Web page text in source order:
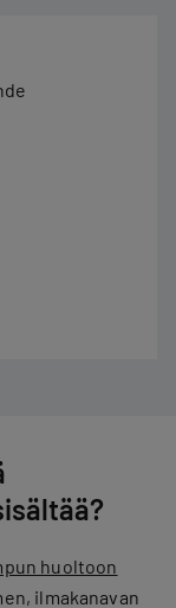
huoltoon
​​ilmakanavan